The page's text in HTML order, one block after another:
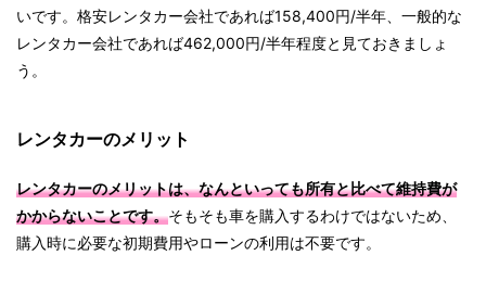
いです。格安レンタカー会社であれば158,400円/半年、一般的な
レンタカー会社であれば462,000円/半年程度と見ておきましょ
う。
レンタカーのメリット
レンタカーのメリットは、なんといっても所有と比べて維持費が
かからないことです。そもそも車を購入するわけではないため、
購入時に必要な初期費用やローンの利用は不要です。